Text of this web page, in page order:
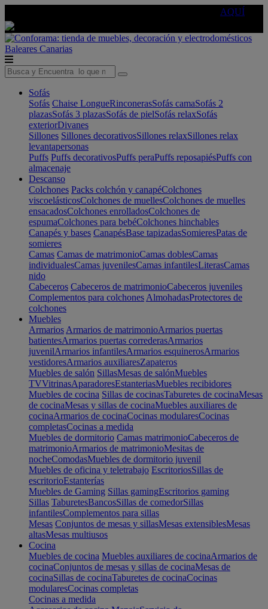
AQUÍ
Baleares Canarias
Sofás
Sofás Chaise LongueRinconerasSofás camaSofás 2
plazasSofás 3 plazasSofás de pielSofás relaxSofás
exteriorDivanes
Sillones Sillones decorativosSillones relaxSillones relax
levantapersonas
Puffs Puffs decorativosPuffs peraPuffs reposapiésPuffs con
almacenaje
Descanso
Colchones Packs colchón y canapéColchones
viscoelásticosColchones de muellesColchones de muelles
ensacadosColchones enrolladosColchones de
espumaColchones para bebéColchones hinchables
Canapés y bases CanapésBase tapizadasSomieresPatas de
somieres
Camas Camas de matrimonioCamas doblesCamas
individualesCamas juvenilesCamas infantilesLiterasCamas
nido
Cabeceros Cabeceros de matrimonioCabeceros juveniles
Complementos para colchones AlmohadasProtectores de
colchones
Muebles
Armarios Armarios de matrimonioArmarios puertas
batientesArmarios puertas correderasArmarios
juvenilArmarios infantilesArmarios esquinerosArmarios
vestidoresArmarios auxiliaresZapateros
Muebles de salón SillasMesas de salónMuebles
TVVitrinasAparadoresEstanteriasMuebles recibidores
Muebles de cocina Sillas de cocinasTaburetes de cocinaMesas
de cocinaMesas y sillas de cocinaMuebles auxiliares de
cocinaArmarios de cocinaCocinas modularesCocinas
completasCocinas a medida
Muebles de dormitorio Camas matrimonioCabeceros de
matrimonioArmarios de matrimonioMesitas de
nocheComodasMuebles de dormitorio juvenil
Muebles de oficina y teletrabajo EscritoriosSillas de
escritorioEstanterías
Muebles de Gaming Sillas gamingEscritorios gaming
Sillas TaburetesBancosSillas de comedorSillas
infantilesComplementos para sillas
Mesas Conjuntos de mesas y sillasMesas extensiblesMesas
altasMesas multiusos
Cocina
Muebles de cocina Muebles auxiliares de cocinaArmarios de
cocinaConjuntos de mesas y sillas de cocinaMesas de
cocinaSillas de cocinaTaburetes de cocinaCocinas
modularesCocinas completas
Cocinas a medida